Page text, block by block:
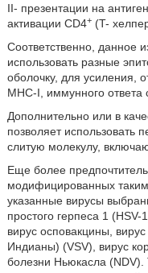
II- презентации на
активации CD4+(T-
Соответственно, данное
использовать разные
оболочку, для усиления,
MHC-I, иммунного ответа
Дополнительно или в
позволяет использовать
слитую молекулу,
Еще более
модифицированных
указанные вирусы
простого герпеса 1 (HSV-
вирус осповакцины,
Индианы) (VSV), вирус
болезни Hьюкасла (NDV).